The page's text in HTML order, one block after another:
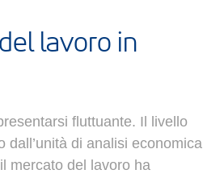
lavoro in
fluttuante. Il livello
dall’unità di analisi economica
mercato del lavoro ha